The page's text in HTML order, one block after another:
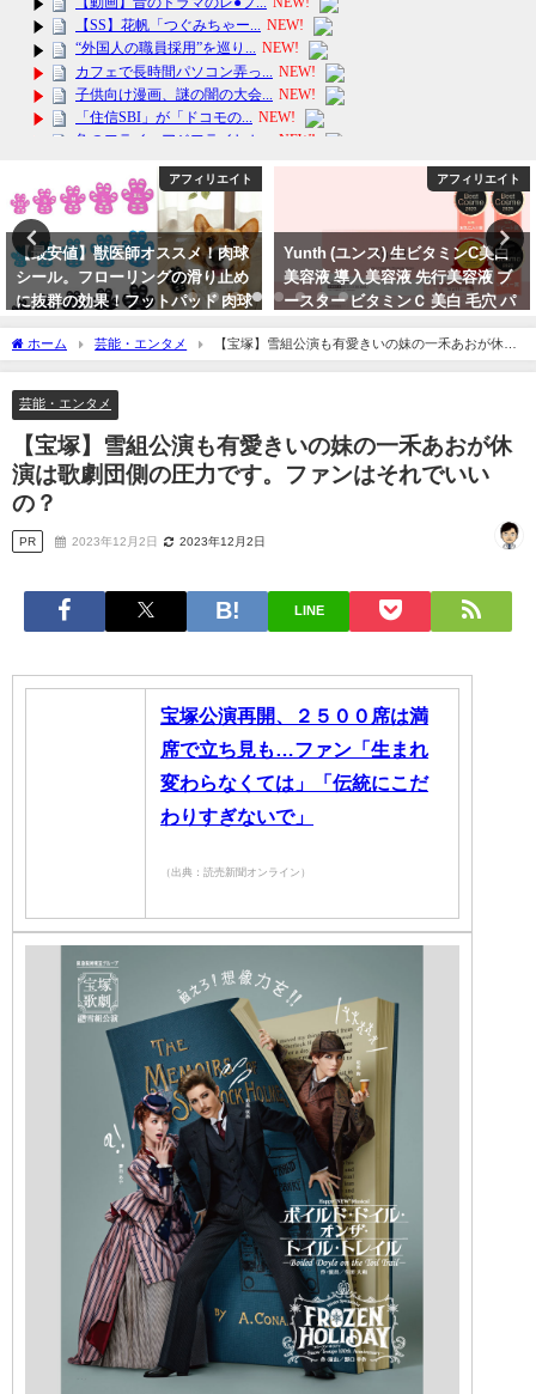
アフィリエイト
Yunth (ユンス) 生ビタミンC美白
美容液 導入美容液 先行美容液 ブ
ースター ビタミンＣ 美白 毛穴 パ
ラベンフ
アフィリエイト
【楽天No1】最新モデル！iPhone
急速充電器3点セットの魅力と
は？送料無料！
ホーム 芸能・エンタメ
【宝塚】雪組公演も有愛きいの妹の一禾あおが休演
は歌劇団側の圧力です。ファンはそれでいいの？
芸能・エンタメ
【宝塚】雪組公演も有愛きいの妹の一禾あおが休
演は歌劇団側の圧力です。ファンはそれでいい
の？
PR 2023年12月2日 2023年12月2日
LINE
宝塚公演再開、２５００席は満
席で立ち見も…ファン「生まれ
変わらなくては」「伝統にこだ
わりすぎないで」
（出典：読売新聞オンライン）